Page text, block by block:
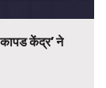
कापड केंद्र’ ने